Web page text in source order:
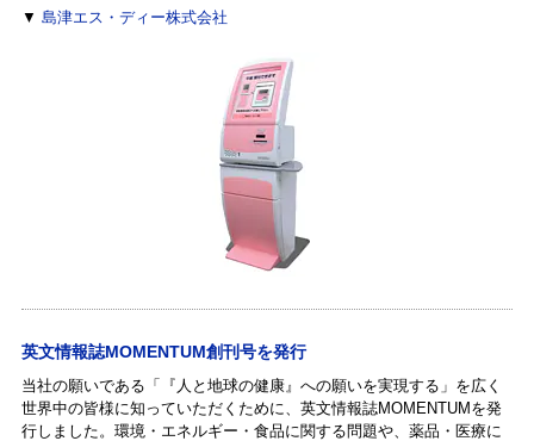
▼ 島津エス・ディー株式会社
英文情報誌MOMENTUM創刊号を発行
当社の願いである「『人と地球の健康』への願いを実現する」を広く
世界中の皆様に知っていただくために、英文情報誌MOMENTUMを発
行しました。環境・エネルギー・食品に関する問題や、薬品・医療に